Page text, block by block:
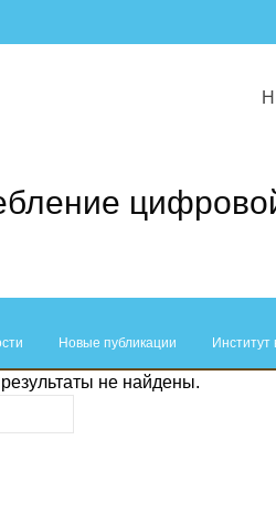
Новые публикации
не найдены.